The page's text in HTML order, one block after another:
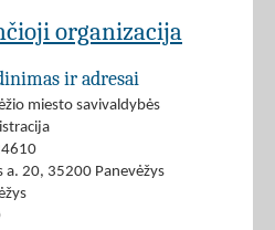
organizacija
ir adresai
miesto savivaldybės
a. 20, 35200 Panevėžys